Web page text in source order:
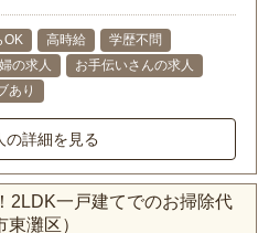
OK 高時給
学歴不問
の求人
お手伝いさんの求人
あり
の詳細を見る
2LDK一戸建てでのお掃除代
灘区）